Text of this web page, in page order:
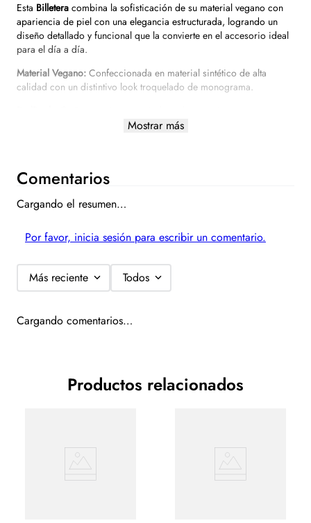
Esta Billetera combina la sofisticación de su material vegano con
apariencia de piel con una elegancia estructurada, logrando un
diseño detallado y funcional que la convierte en el accesorio ideal
para el día a día.
Material Vegano: Confeccionada en material sintético de alta
calidad con un distintivo look troquelado de monograma.
orientales para atraer la abundancia y la buena fortuna.
moderna.
Máxima Organización:Cuenta con un monedero interno y múltiples
compartimientos diseñados para tarjetas y billetes.
Seguridad y Versatilidad:Equipada con un doble cierre metálico
con facilidad.
Dimensiones:16 x 5 x 11.5 cm
Mostrar más
Comentarios
Cargando el resumen…
Por favor, inicia sesión para escribir un comentario.
Más reciente Todos
Cargando comentarios…
Productos relacionados